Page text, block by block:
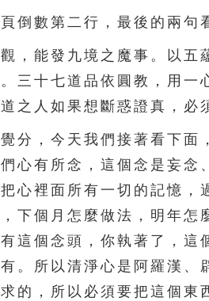
數第二行，最後的兩句
能發九境之魔事。以五
三十七道品依圓教，用
之人如果想斷惑證真，必
，今天我們接著看下面
心有所念，這個念是妄
心裡面所有一切的記憶
下個月怎麼做法，明年
這個念頭，你執著了，
。所以清淨心是阿羅漢
的，所以必須要把這個東